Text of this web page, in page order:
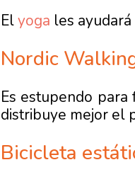
Elyoga les
Nordic
Es estupendo
distribuye mejor el
Bicicleta